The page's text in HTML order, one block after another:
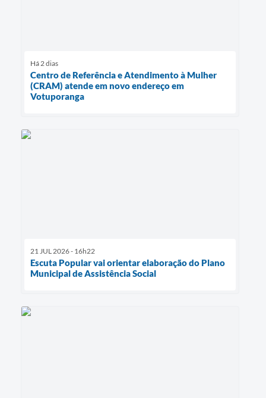
Há 2 dias
Centro de Referência e Atendimento à Mulher
(CRAM) atende em novo endereço em
Votuporanga
21 JUL 2026 - 16h22
Escuta Popular vai orientar elaboração do Plano
Municipal de Assistência Social